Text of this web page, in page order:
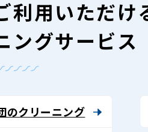
利用いただけ
ングサービス
のクリーニング